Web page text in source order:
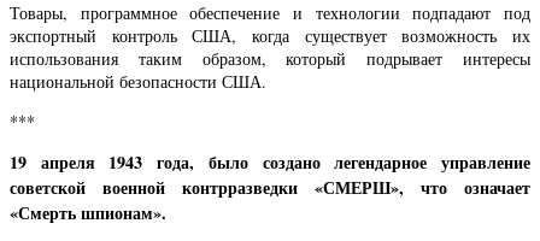
Товары, программное обеспечение и технологии подпадают под
экспортный контроль США, когда существует возможность их
использования таким образом, который подрывает интересы
национальной безопасности США.
***
19 апреля 1943 года, было создано легендарное управление
советской военной контрразведки «СМЕРШ», что означает
«Смерть шпионам».